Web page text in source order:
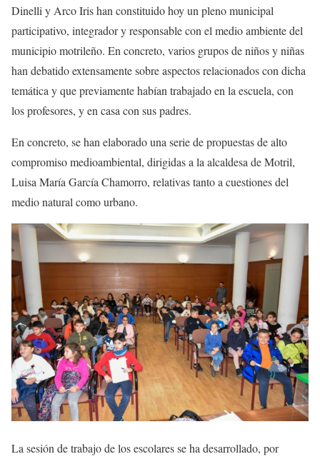
Dinelli y Arco Iris han constituido hoy un pleno municipal
participativo, integrador y responsable con el medio ambiente del
municipio motrileño. En concreto, varios grupos de niños y niñas
han debatido extensamente sobre aspectos relacionados con dicha
temática y que previamente habían trabajado en la escuela, con
los profesores, y en casa con sus padres.
En concreto, se han elaborado una serie de propuestas de alto
compromiso medioambiental, dirigidas a la alcaldesa de Motril,
Luisa María García Chamorro, relativas tanto a cuestiones del
medio natural como urbano.
La sesión de trabajo de los escolares se ha desarrollado, por